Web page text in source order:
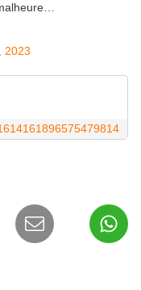
2023